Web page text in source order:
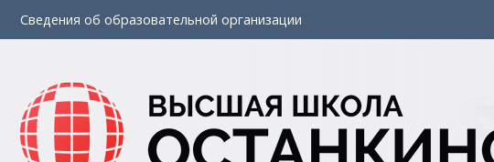
Сведения об образовательной организации